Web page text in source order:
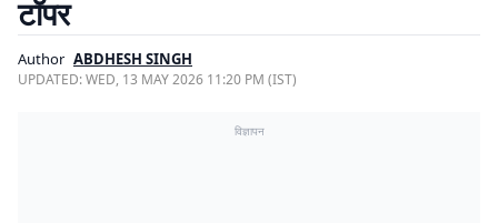
टॉपर
Author ABDHESH SINGH
UPDATED:WED, 13 MAY 2026 11:20 PM (IST)
विज्ञापन